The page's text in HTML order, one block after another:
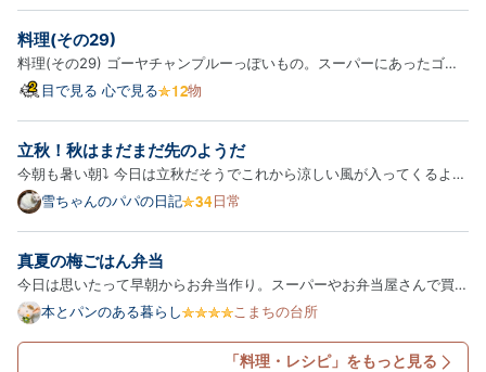
りあえずマスターボール級に到達しました。これで終
わりでは…
料理(その29)
料理(その29) ゴーヤチャンプルーっぽいもの。スーパーにあったゴー
ヤが何か気になったのでゲット。ゴーヤチャンプルーっぽいものを作っ
目で見る 心で見る 物
立秋！秋はまだまだ先のようだ
今朝も暑い朝⤵ 今日は立秋だそうでこれから涼しい風が入ってくるよう
になるのだろうか。 今朝の畑は秋に収穫予定のいんげんの畝に支柱を
雪ちゃんのパパの日記 日常
真夏の梅ごはん弁当
今日は思いたって早朝からお弁当作り。スーパーやお弁当屋さんで買っ
てばかりなので、たまには作ろうと…。 今日は梅ごはん弁当。ごはん
にしみて美味しい。 ごはんに梅干しをポンとのせるより、きざん…
本とパンのある暮らし こまちの台所
「料理・レシピ」をもっと見る